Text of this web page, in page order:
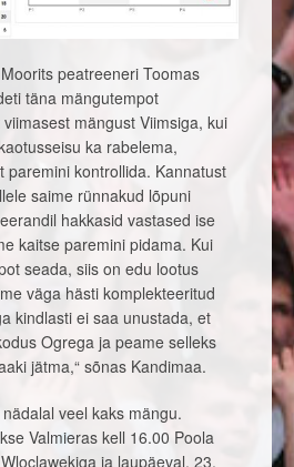
peatreeneri Toomas
täna mängutempot
mängust Viimsiga, kui
ka rabelema,
paremini kontrollida. Kannatust
saime rünnakud lõpuni
hakkasid vastased ise
kaitse paremini pidama. Kui
seada, siis on edu lootus
väga hästi komplekteeritud
kindlasti ei saa unustada, et
Ogrega ja peame selleks
jätma,“ sõnas Kandimaa.
veel kaks mängu.
Valmieras kell 16.00 Poola
ja laupäeval, 23.